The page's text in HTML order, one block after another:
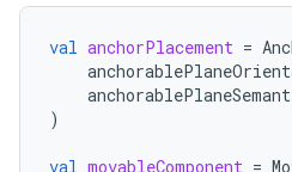
val anchorPlacement =
)
val movableComponent =